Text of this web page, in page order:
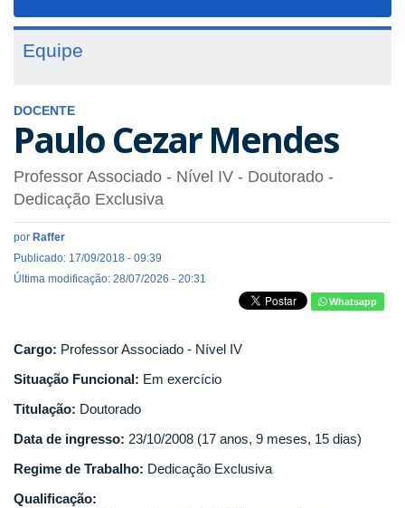
Equipe
DOCENTE
Paulo Cezar Mendes
Professor Associado - Nível IV - Doutorado -
Dedicação Exclusiva
por Raffer
Publicado: 17/09/2018 - 09:39
Última modificação: 28/07/2026 - 20:31
Whatsapp
Cargo: Professor Associado - Nível IV
Situação Funcional: Em exercício
Titulação: Doutorado
Data de ingresso: 23/10/2008 (17 anos, 9 meses, 15 dias)
Regime de Trabalho: Dedicação Exclusiva
Qualificação: